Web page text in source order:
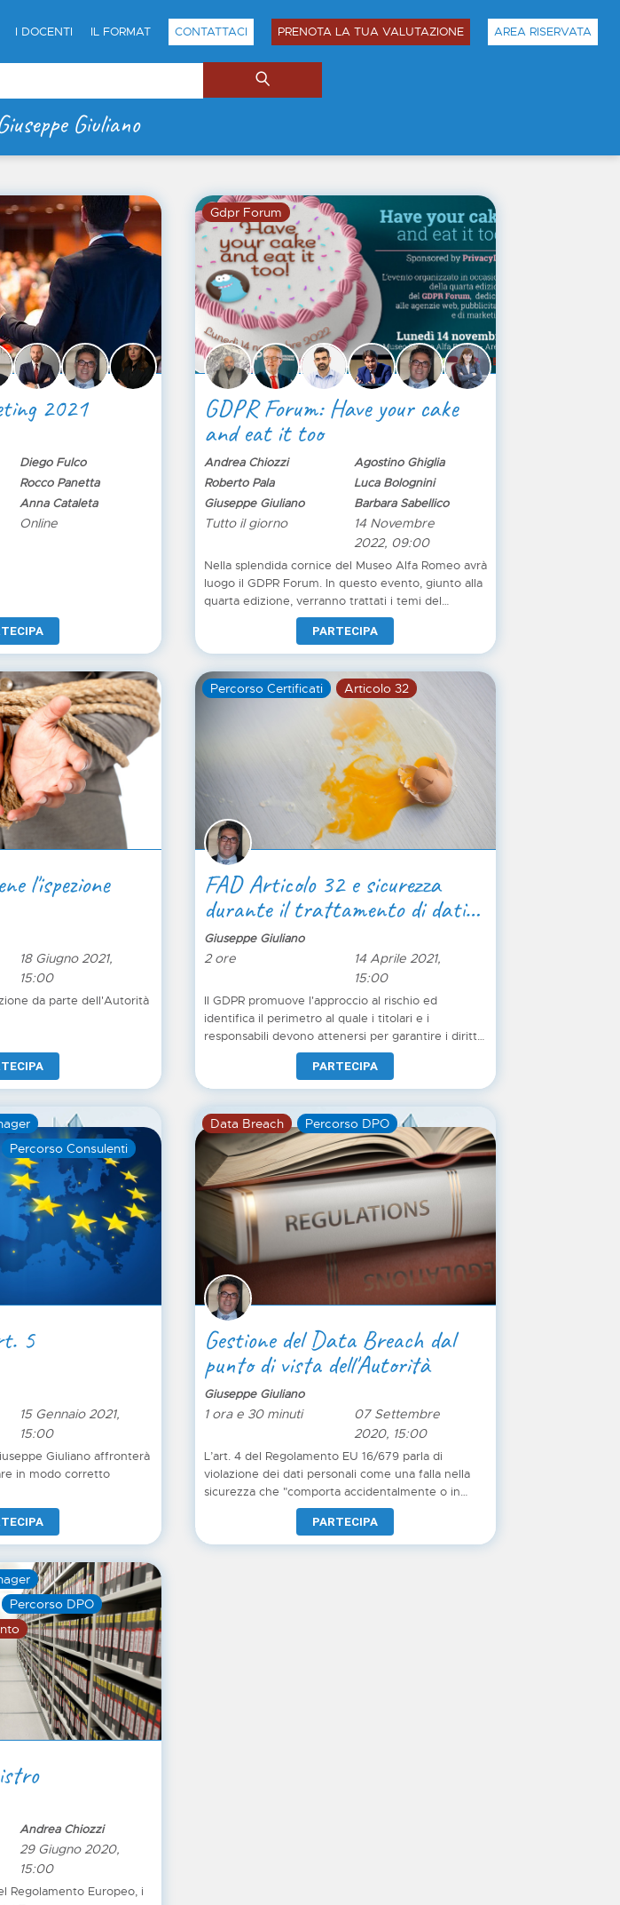
I DOCENTI IL FORMAT CONTATTACI PRENOTA LA TUA VALUTAZIONE AREA RISERVATA
Giuliano
2021
Diego Fulco
Rocco Panetta
Anna Cataleta
Online
Gdpr Forum
GDPR Forum: Have your cake
and eat it too
Andrea Chiozzi
Agostino Ghiglia
Roberto Pala
Luca Bolognini
Giuseppe Giuliano
Barbara Sabellico
Tutto il giorno
14 Novembre
2022, 09:00
Nella splendida cornice del Museo Alfa Romeo avrà
luogo il GDPR Forum. In questo evento, giunto alla
quarta edizione, verranno trattati i temi del
marketing, del metaverso, dei sistemi a supporto
della comunicazione digitale in conformità con il
General Data Protection Regulation
PARTECIPA
l'ispezione
18 Giugno 2021,
15:00
da parte dell'Autorità
Percorso Certificati Articolo 32
FAD Articolo 32 e sicurezza
durante il trattamento di dati
personali
Giuseppe Giuliano
2 ore
14 Aprile 2021,
15:00
Il GDPR promuove l'approccio al rischio ed
identifica il perimetro al quale i titolari e i
responsabili devono attenersi per garantire i diritti
PARTECIPA
Percorso Consulenti
5
15 Gennaio 2021,
15:00
Giuliano affronterà
in modo corretto
Data Breach Percorso DPO
Gestione del Data Breach dal
punto di vista dell'Autorità
Giuseppe Giuliano
1 ora e 30 minuti
07 Settembre
2020, 15:00
L’art. 4 del Regolamento EU 16/679 parla di
violazione dei dati personali come una falla nella
sicurezza che "comporta accidentalmente o in
modo illecito la distruzione, la perdita, la modifica,
la divulgazione non autorizzata o l’accesso ai dati
personali trasmessi, conservati o comunque
PARTECIPA
Percorso DPO
Andrea Chiozzi
29 Giugno 2020,
15:00
Regolamento Europeo, i